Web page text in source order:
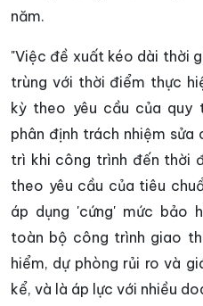
năm.
"Việc đề xuất kéo dài thời
trùng với thời điểm thực
kỳ theo yêu cầu của quy
phân định trách nhiệm sửa
trì khi công trình đến thời
theo yêu cầu của tiêu
áp dụng 'cứng' mức bảo
toàn bộ công trình giao
hiểm, dự phòng rủi ro và
kể, và là áp lực với nhiều